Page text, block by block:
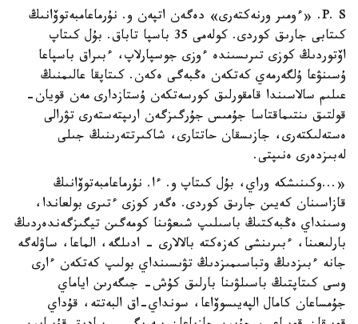
P. S. «ءومىر ورنەكتەرى» دەگەن اتپەن و. نۇرماعامبەتوۆانىڭ
كىتابى جارىق كوردى. كولەمى 35 باسپا تاباق. بۇل كىتاپ
اۆتوردىڭ كوزى تىرىسىندە ءوزى جوسپارلاپ، ءبىراق باسپاعا
ۇسىنۋعا ۇلگەرمەي كەتكەن ەڭبەگى ەكەن. كىتاپقا عالىمنىڭ
عىلىم سالاسىندا قامقورلىق كورسەتكەن ۇستازدارى مەن قويان-
قولتىق ىنتىماقتاسا جۇمىس جۇرگىزگەن ارىپتەستەرى تۋرالى
ەستەلىكتەرى، جازىسقان حاتتارى، شاكىرتتەرىنىڭ جىلى
لەبىزدەرى ەنىپتى.
«...وكىنىشكە وراي، بۇل كىتاپ و. ءا. نۇرماعامبەتوۆانىڭ
قازاسىنان كەيىن جارىق كوردى. ەگەر كوزى ءتىرى بولعاندا،
وسىنداي ەڭبەكتىڭ باسىلىپ شىعۋىنا كومەگىن تيگىزگەندەردىڭ
بارلىعىنا، ءبىرىنشى كەزەكتە بالالارى - ادىلگە، الماعا، ساۋلەگە
جانە ءبىزدىڭ وتباسىمىزدىڭ تۋىسىنداي بولىپ كەتكەن ءارى
وسى كىتاپتىڭ باسىلۋىنا بارلىق كۇش- جىگەرىن اياماي
جۇمساعان كامال الپەيىسوۆاعا، سونداي-اق البەتتە، قۇداي